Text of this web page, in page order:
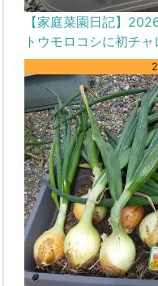
【家庭菜園日記】
トウモロコシに初チャ